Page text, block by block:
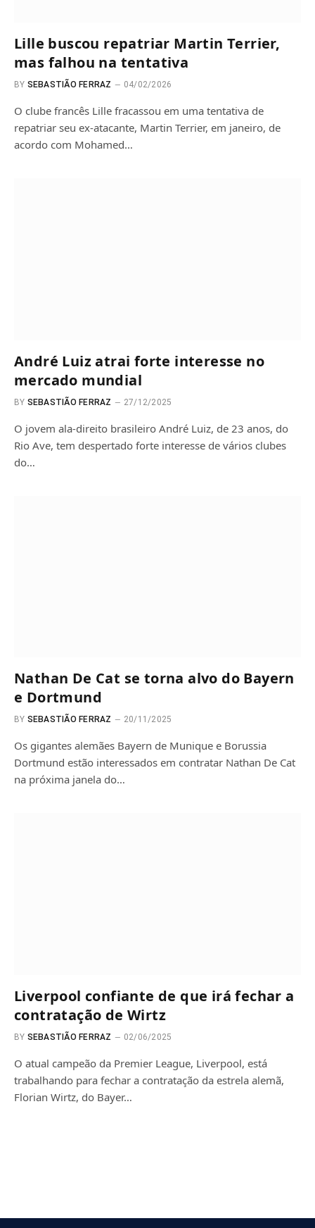
Lille buscou repatriar Martin Terrier,
mas falhou na tentativa
BY SEBASTIÃO FERRAZ 04/02/2026
O clube francês Lille fracassou em uma tentativa de
repatriar seu ex-atacante, Martin Terrier, em janeiro, de
acordo com Mohamed…
André Luiz atrai forte interesse no
mercado mundial
BY SEBASTIÃO FERRAZ 27/12/2025
O jovem ala-direito brasileiro André Luiz, de 23 anos, do
Rio Ave, tem despertado forte interesse de vários clubes
do…
Nathan De Cat se torna alvo do Bayern
e Dortmund
BY SEBASTIÃO FERRAZ 20/11/2025
Os gigantes alemães Bayern de Munique e Borussia
Dortmund estão interessados ​​em contratar Nathan De Cat
na próxima janela do…
Liverpool confiante de que irá fechar a
contratação de Wirtz
BY SEBASTIÃO FERRAZ 02/06/2025
O atual campeão da Premier League, Liverpool, está
trabalhando para fechar a contratação da estrela alemã,
Florian Wirtz, do Bayer…